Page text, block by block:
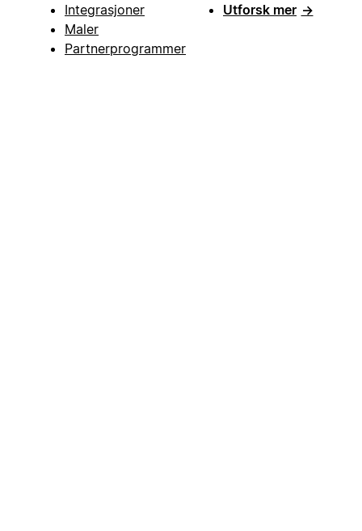
Integrasjoner
Maler
Partnerprogrammer
Utforsk mer →